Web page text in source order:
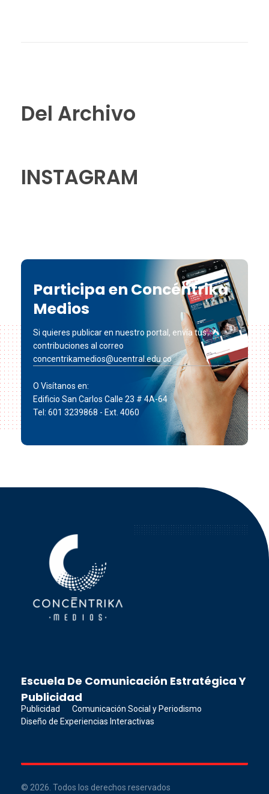
Del Archivo
INSTAGRAM
Participa en Concéntrika
Medios
Si quieres publicar en nuestro portal, envía tus
contribuciones al correo
concentrikamedios@ucentral.edu.co
O Visítanos en:
Edificio San Carlos Calle 23 # 4A-64
Tel: 601 3239868 - Ext. 4060
Escuela De Comunicación Estratégica Y
Publicidad
Publicidad
Comunicación Social y Periodismo
Diseño de Experiencias Interactivas
© 2026. Todos los derechos reservados